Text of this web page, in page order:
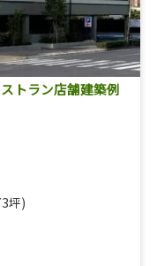
トラン店舗建築例
坪)